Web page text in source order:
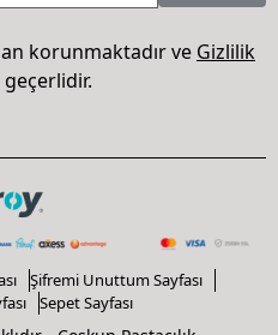
korunmaktadır ve Gizlilik
geçerlidir.
Şifremi Unuttum Sayfası
Sepet Sayfası